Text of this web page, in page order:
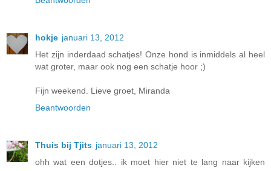
hokje januari 13, 2012
Het zijn inderdaad schatjes! Onze hond is inmiddels al heel
wat groter, maar ook nog een schatje hoor ;)
Fijn weekend. Lieve groet, Miranda
Beantwoorden
Thuis bij Tjits januari 13, 2012
ohh wat een dotjes.. ik moet hier niet te lang naar kijken